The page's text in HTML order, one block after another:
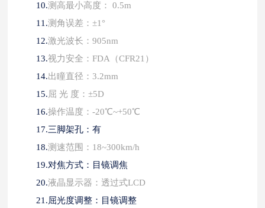
10.测高最小高度：
0.5m
11.测角误差：±1°
12.激光波长：905nm
13.视力安全：FDA（CFR21）
14.出瞳直径：3.2mm
15.屈 光 度：±5D
16.操作温度：-20℃~+50℃
17.三脚架孔：有
18.测速范围： 18~300km/h
19.对焦方式：目镜调焦
20.液晶显示器：透过式LCD
21.屈光度调整：目镜调整